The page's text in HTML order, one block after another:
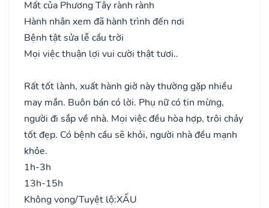
Mất của Phương Tây rành rành
Hành nhân xem đã hành trình đến nơi
Bệnh tật sửa lễ cầu trời
Mọi việc thuận lợi vui cười thật tươi..
Rất tốt lành, xuất hành giờ này thường gặp nhiều
may mắn. Buôn bán có lời. Phụ nữ có tin mừng,
người đi sắp về nhà. Mọi việc đều hòa hợp, trôi chảy
tốt đẹp. Có bệnh cầu sẽ khỏi, người nhà đều mạnh
khỏe.
1h-3h
13h-15h
Không vong/Tuyệt lộ:XẤU